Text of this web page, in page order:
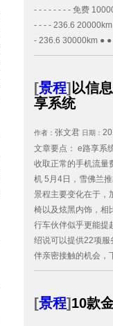
- - - - - - - - 免费
- - - - 236.6
- 236.6 30000km ● ●
[景程] 以信
享系统
作者： 张文君 日期：
文章要点： e路享系
收取正常的手机流量
机 5月4日，雪佛兰
景程主要变化在于，
椅以及炫黑内饰，相
行车伙伴似乎更能提
绍说可以提供22项服
伴亲密接触的机会，
[景程] 10款